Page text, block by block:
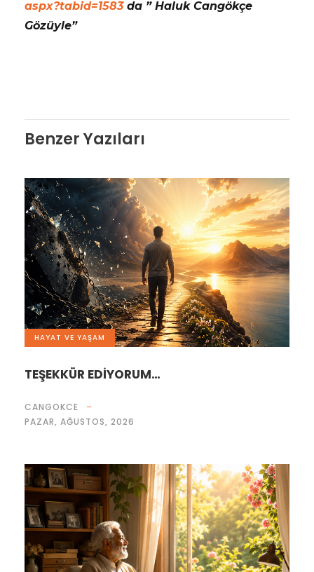
aspx?tabid=1583da ” Haluk Cangökçe
Gözüyle”
Benzer Yazıları
HAYAT VE YAŞAM
TEŞEKKÜR EDİYORUM…
CANGOKCE
PAZAR, AĞUSTOS, 2026